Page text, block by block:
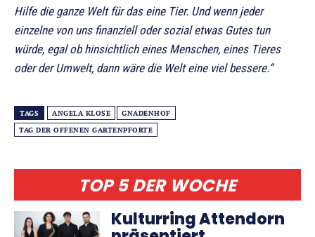
TOP 5 DER WOCHE
Kulturring Attendorn
Hilfe die ganze Welt für das eine Tier. Und wenn jeder
einzelne von uns finanziell oder sozial etwas Gutes tun
würde, egal ob hinsichtlich eines Menschen, eines Tieres
oder der Umwelt, dann wäre die Welt eine viel bessere.“
TAGS ANGELA KLOSE
GNADENHOF
TAG DER OFFENEN GARTENPFORTE